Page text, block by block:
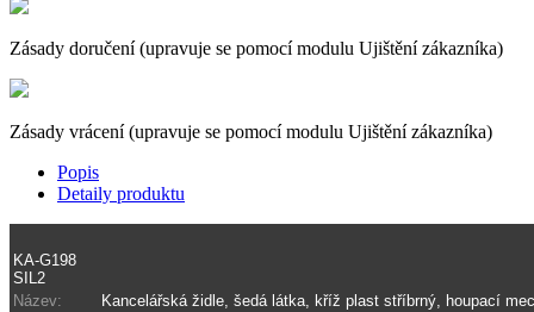
Zásady doručení (upravuje se pomocí modulu Ujištění zákazníka)
Zásady vrácení (upravuje se pomocí modulu Ujištění zákazníka)
Popis
Detaily produktu
KA-G198
SIL2
Název:
Kancelářská židle, šedá látka, kříž plast stříbrný, houpací